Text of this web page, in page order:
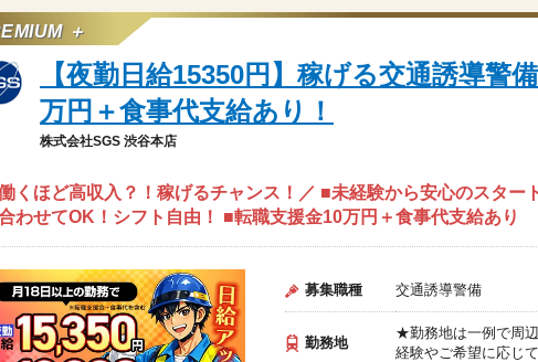
＋
【夜勤日給15350円】稼げる交通誘導警
万円＋食事代支給あり！
株式会社SGS 渋谷本店
くほど高収入？！稼げるチャンス！／ ■未経験から安心のスター
わせてOK！シフト自由！ ■転職支援金10万円＋食事代支給あり
募集職種 交通誘導警備
勤務地
★勤務地は一例で周
経験やご希望に応じ